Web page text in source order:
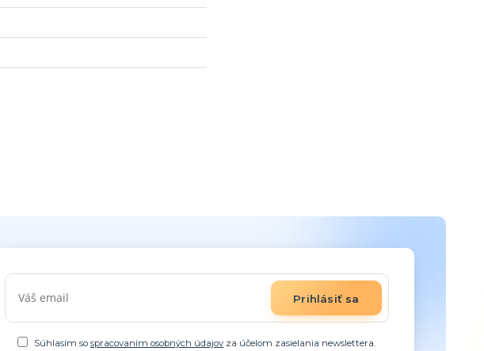
Prihlásiť sa
Súhlasím sospracovaním osobných údajov za účelom zasielania newslettera.